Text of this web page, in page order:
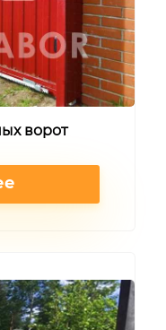
ворот